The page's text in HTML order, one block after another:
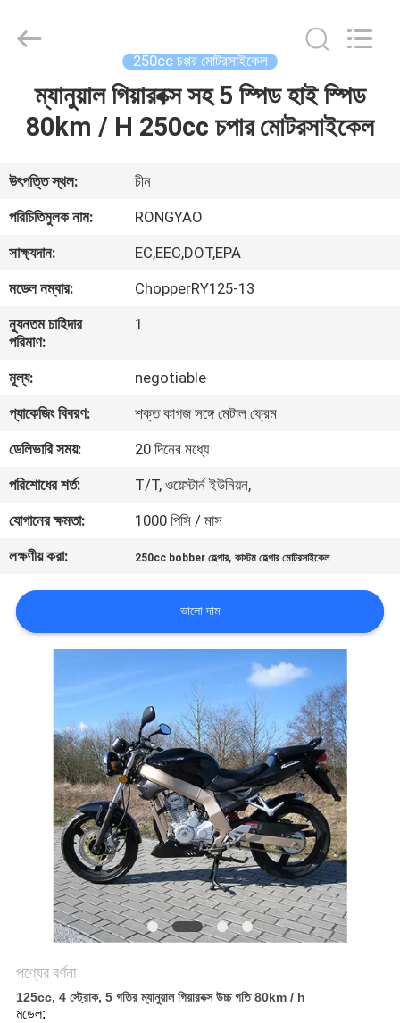
বাড়ি
আমাদের
সম্পর্কে
কারখানা
ভ্রমণ
মান
নিয়ন্ত্রণ
যোগাযোগ
করুন
উদ্ধৃতির
জন্য
আবেদন
গোপনীয়তা
Vehicle
Co.,Ltd.
250cc চপ্পর মোটরসাইকেল
ম্যানুয়াল গিয়ারবক্স সহ 5 স্পিড হাই স্পিড
80km / H 250cc চপার মোটরসাইকেল
উৎপত্তি স্থল:
চীন
পরিচিতিমুলক নাম:
RONGYAO
সাক্ষ্যদান:
EC,EEC,DOT,EPA
মডেল নম্বার:
ChopperRY125-13
ন্যূনতম চাহিদার
পরিমাণ:
1
মূল্য:
negotiable
প্যাকেজিং বিবরণ:
শক্ত কাগজ সঙ্গে মেটাল ফ্রেম
ডেলিভারি সময়:
20 দিনের মধ্যে
পরিশোধের শর্ত:
T/T, ওয়েস্টার্ন ইউনিয়ন,
যোগানের ক্ষমতা:
1000 পিসি / মাস
লক্ষণীয় করা:
250cc bobber হেল্পার,কাস্টম হেল্পার মোটরসাইকেল
ভালো দাম
পণ্যের বর্ণনা
125cc, 4 স্ট্রোক, 5 গতির ম্যানুয়াল গিয়ারবক্স উচ্চ গতি 80km / h
মডেল: